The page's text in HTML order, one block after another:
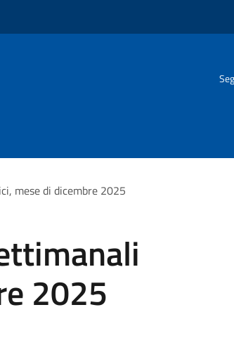
mese di dicembre 2025
2025